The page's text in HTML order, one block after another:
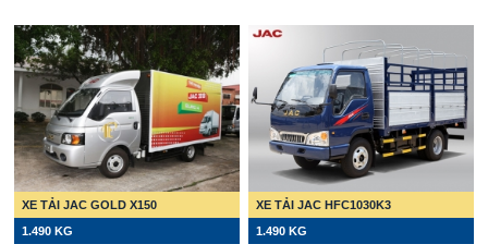
XE TẢI JAC GOLD X150
1.490 KG
XE TẢI JAC HFC1030K3
1.490 KG